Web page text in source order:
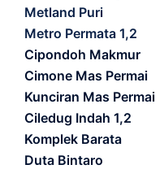
Metland Puri
Metro Permata 1,2
Cipondoh Makmur
Cimone Mas Permai
Kunciran Mas Permai
Ciledug Indah 1,2
Komplek Barata
Duta Bintaro